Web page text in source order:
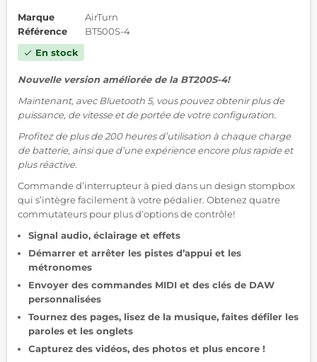
Marque
AirTurn
Référence
BT500S-4
check En stock
Nouvelle version améliorée de la BT200S-4!
Maintenant, avec Bluetooth 5, vous pouvez obtenir plus de
puissance, de vitesse et de portée de votre configuration.
Profitez de plus de 200 heures d’utilisation à chaque charge
de batterie, ainsi que d’une expérience encore plus rapide et
plus réactive.
Commande d’interrupteur à pied dans un design stompbox
qui s’intègre facilement à votre pédalier. Obtenez quatre
commutateurs pour plus d’options de contrôle!
Signal audio, éclairage et effets
Démarrer et arrêter les pistes d’appui et les
métronomes
Envoyer des commandes MIDI et des clés de DAW
personnalisées
Tournez des pages, lisez de la musique, faites défiler les
paroles et les onglets
Capturez des vidéos, des photos et plus encore !